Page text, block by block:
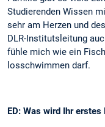
Studierenden Wissen
sehr am Herzen und
DLR-Institutsleitung
fühle mich wie ein
losschwimmen darf.
ED: Was wird Ihr